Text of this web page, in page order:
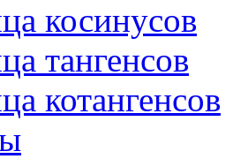
косинусов
тангенсов
котангенсов